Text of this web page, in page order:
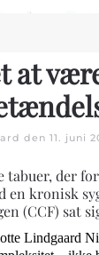
at
den 11. juni
tabuer, der
en kronisk
(CCF) sat
Lindgaard